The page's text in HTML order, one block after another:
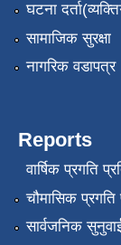
घटना
सामाजिक सुरक्षा
नागरिक वडापत्र
Reports
वार्षिक प्रगति
चौमासिक प्रगति
सार्वजनिक